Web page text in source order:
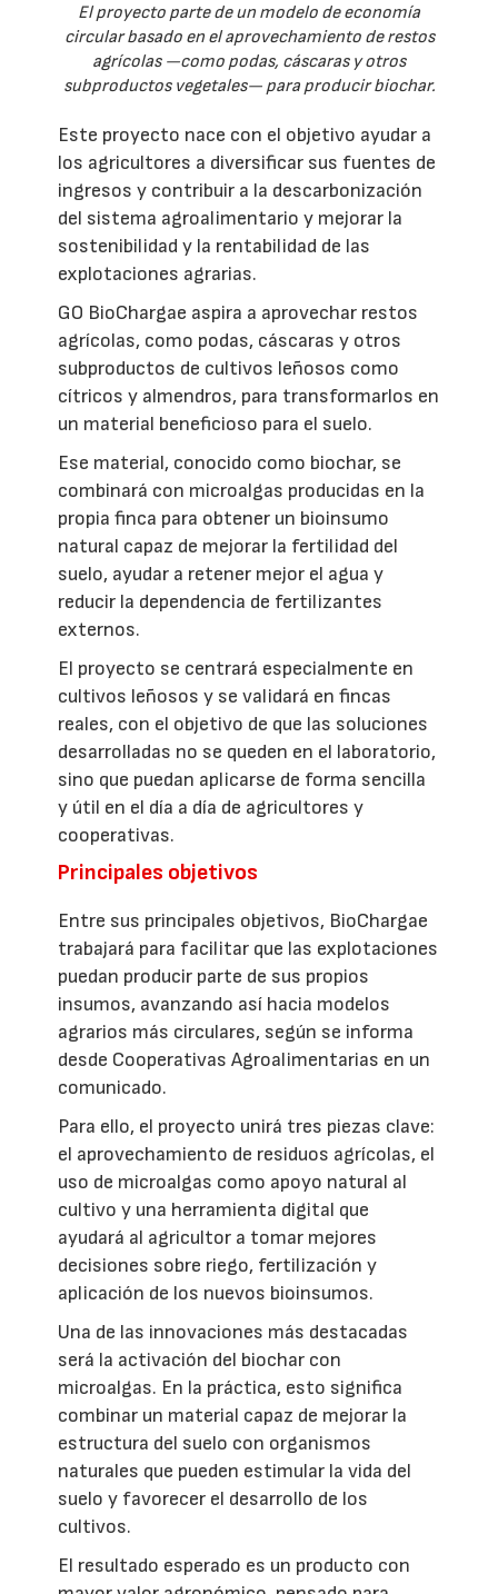
El proyecto parte de un modelo de economía
circular basado en el aprovechamiento de restos
agrícolas —como podas, cáscaras y otros
subproductos vegetales— para producir biochar.
Este proyecto nace con el objetivo ayudar a
los agricultores a diversificar sus fuentes de
ingresos y contribuir a la descarbonización
del sistema agroalimentario y mejorar la
sostenibilidad y la rentabilidad de las
explotaciones agrarias.
GO BioChargae aspira a aprovechar restos
agrícolas, como podas, cáscaras y otros
subproductos de cultivos leñosos como
cítricos y almendros, para transformarlos en
un material beneficioso para el suelo.
Ese material, conocido como biochar, se
combinará con microalgas producidas en la
propia finca para obtener un bioinsumo
natural capaz de mejorar la fertilidad del
suelo, ayudar a retener mejor el agua y
reducir la dependencia de fertilizantes
externos.
El proyecto se centrará especialmente en
cultivos leñosos y se validará en fincas
reales, con el objetivo de que las soluciones
desarrolladas no se queden en el laboratorio,
sino que puedan aplicarse de forma sencilla
y útil en el día a día de agricultores y
cooperativas.
Principales objetivos
Entre sus principales objetivos, BioChargae
trabajará para facilitar que las explotaciones
puedan producir parte de sus propios
insumos, avanzando así hacia modelos
agrarios más circulares, según se informa
desde Cooperativas Agroalimentarias en un
comunicado.
Para ello, el proyecto unirá tres piezas clave:
el aprovechamiento de residuos agrícolas, el
uso de microalgas como apoyo natural al
cultivo y una herramienta digital que
ayudará al agricultor a tomar mejores
decisiones sobre riego, fertilización y
aplicación de los nuevos bioinsumos.
Una de las innovaciones más destacadas
será la activación del biochar con
microalgas. En la práctica, esto significa
combinar un material capaz de mejorar la
estructura del suelo con organismos
naturales que pueden estimular la vida del
suelo y favorecer el desarrollo de los
cultivos.
El resultado esperado es un producto con